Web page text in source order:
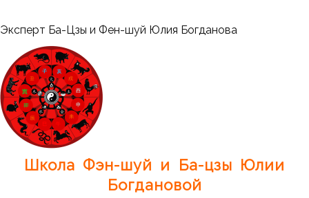
к
содержимому
Эксперт Ба-Цзы и Фен-шуй Юлия Богданова
Школа Фэн-шуй и Ба-цзы Юлии
Богдановой
Меню